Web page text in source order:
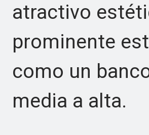
atractivo
prominente
como un
media a alta.